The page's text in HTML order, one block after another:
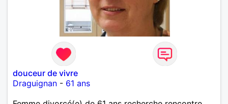
douceur de vivre
Draguignan - 61 ans